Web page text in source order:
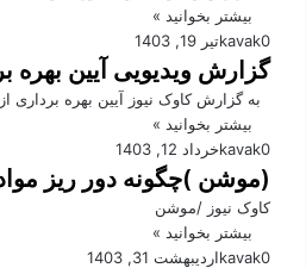
بیشتر بخوانید »
kavakتیر 19, 1403 0
گزارش ویدیویی آیین بهره
به گزارش کاوک نیوز آیین بهره
بیشتر بخوانید »
kavakخرداد 12, 1403 0
(موشن )چگونه دور ریز
کاوک نیوز /موشن
بیشتر بخوانید »
kavakاردیبهشت 31, 1403 0